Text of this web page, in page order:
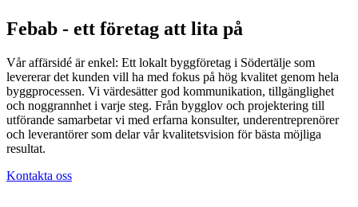
Febab - ett företag att lita på
Vår affärsidé är enkel: Ett lokalt byggföretag i Södertälje som
levererar det kunden vill ha med fokus på hög kvalitet genom hela
byggprocessen. Vi värdesätter god kommunikation, tillgänglighet
och noggrannhet i varje steg. Från bygglov och projektering till
utförande samarbetar vi med erfarna konsulter, underentreprenörer
och leverantörer som delar vår kvalitetsvision för bästa möjliga
resultat.
Kontakta oss